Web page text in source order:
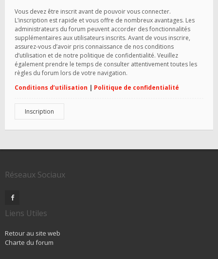
Vous devez être inscrit avant de pouvoir vous connecter.
L’inscription est rapide et vous offre de nombreux avantages. Les
administrateurs du forum peuvent accorder des fonctionnalités
supplémentaires aux utilisateurs inscrits. Avant de vous inscrire,
assurez-vous d’avoir pris connaissance de nos conditions
d’utilisation et de notre politique de confidentialité. Veuillez
également prendre le temps de consulter attentivement toutes les
règles du forum lors de votre navigation.
Conditions d’utilisation | Politique de confidentialité
Inscription
Réseaux Sociaux
Liens Utiles
Retour au site web
Charte du forum